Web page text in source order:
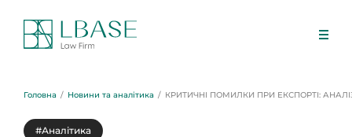
Головна Новини та аналітика КРИТИЧНІ ПОМИЛКИ ПРИ ЕКСПОРТІ:
#Аналітика